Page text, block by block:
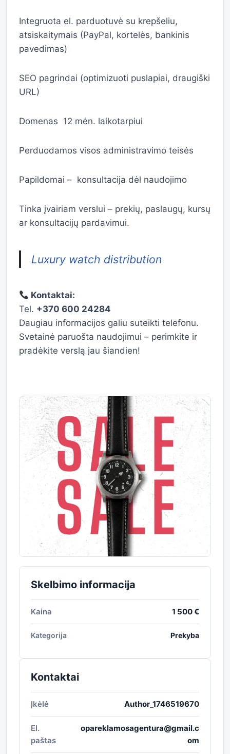
Integruota el. parduotuvė su krepšeliu,
atsiskaitymais (PayPal, kortelės, bankinis
pavedimas)
SEO pagrindai (optimizuoti puslapiai, draugiški
URL)
Domenas 12 mėn. laikotarpiui
Perduodamos visos administravimo teisės
Papildomai – konsultacija dėl naudojimo
Tinka įvairiam verslui – prekių, paslaugų, kursų
ar konsultacijų pardavimui.
Luxury watch distribution
Kontaktai:
Tel. +370 600 24284
Daugiau informacijos galiu suteikti telefonu.
Svetainė paruošta naudojimui – perimkite ir
pradėkite verslą jau šiandien!
Skelbimo informacija
Kaina 1 500 €
Kategorija Prekyba
Kontaktai
Įkėlė Author_1746519670
El.
paštas
opareklamosagentura@gmail.c
om